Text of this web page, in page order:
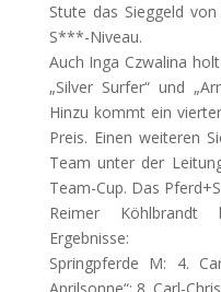
Stute das Sieggeld
S***-Niveau.
Auch Inga Czwalina
„Silver Surfer“ und
Hinzu kommt ein
Preis. Einen weiteren
Team unter der
Team-Cup. Das
Reimer
Ergebnisse:
Springpferde M: 4.